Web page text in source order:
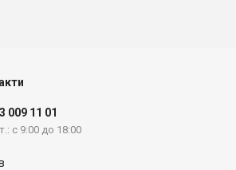
009 11 01
с 9:00 до 18:00